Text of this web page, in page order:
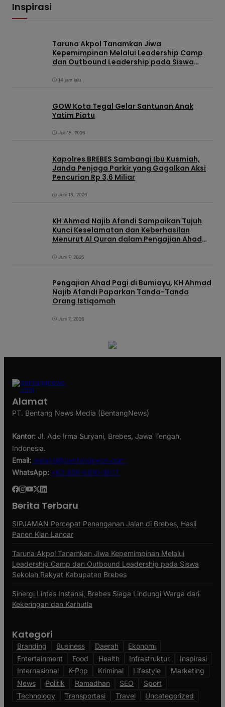
Inspirasi
Taruna Akpol Tanamkan Jiwa
Kepemimpinan Melalui Leadership Camp
dan Outbound Leadership pada Siswa
14 jam lalu
GOW Kota Tegal Gelar Santunan Anak
Yatim Piatu
Juli 15, 2026
Kapolres BREBES Sambangi Ibu Kusmiah,
Janda Penjaga Parkir yang Gagalkan Aksi
Pencurian Rp 3,6 Miliar
Juni 18, 2026
KH Ahmad Najib Afandi Sampaikan Tujuh
Kunci Keselamatan dan Keberhasilan
Menurut Al Quran dalam Pengajian Ahad
Juni 7, 2026
Pengajian Ahad Pagi di Bumiayu, KH Ahmad
Najib Afandi Paparkan Tanda-Tanda
Orang Istiqomah
Juni 7, 2026
Alamat
PT. Bentang News Media (BentangNews)
Kantor: Jl. Ade Irma Suryani, Brebes, Jawa Tengah,
Indonesia.
Email: redaksi@bentangnews.com
WhatsApp: +62 858-6810-9617
Berita Terbaru
SIPJAMAN Percepat Penanganan Jalan di Brebes, Hasil
Panen Kian Lancar
Taruna Akpol Tanamkan Jiwa Kepemimpinan Melalui
Leadership Camp dan Outbound Leadership pada Siswa
Sekolah Rakyat Kabupaten Brebes
Sinergi Lintas Instansi, Brebes Siaga Lindungi Warga dari
Kekeringan dan Karhutla
Kategori
Branding Business Daerah
Ekonomi
Entertainment
Food Health Infrastruktur
Inspirasi
Internasional
K-Pop Kriminal Lifestyle
Marketing
News
Politik Ramadhan SEO
Sport
Technology
Transportasi Travel Uncategorized